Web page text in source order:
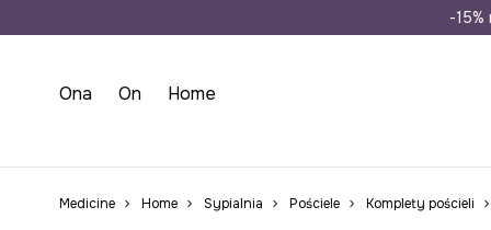
Wysyłka
-
Ona On Home
Medicine Home Sypialnia Pościele Komplety pościeli